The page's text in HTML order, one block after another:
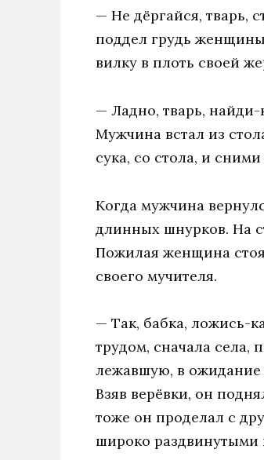
— Не дёргайся, тварь,
поддел грудь
вилку в плоть своей
— Ладно, тварь,
Мужчина встал из
сука, со стола, и
Когда мужчина
длинных шнурков. На
Пожилая женщина
своего мучителя.
— Так, бабка, ложись-
трудом, сначала села,
лежавшую, в ожидание
Взяв верёвки, он
тоже он проделал с
широко раздвинутыми